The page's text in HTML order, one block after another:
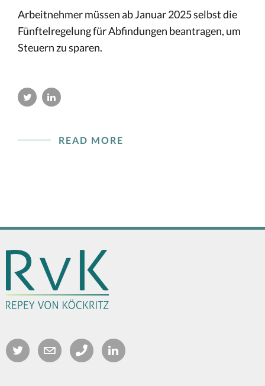
Arbeitnehmer müssen ab Januar 2025 selbst die
Fünftelregelung für Abfindungen beantragen, um
Steuern zu sparen.
READ MORE